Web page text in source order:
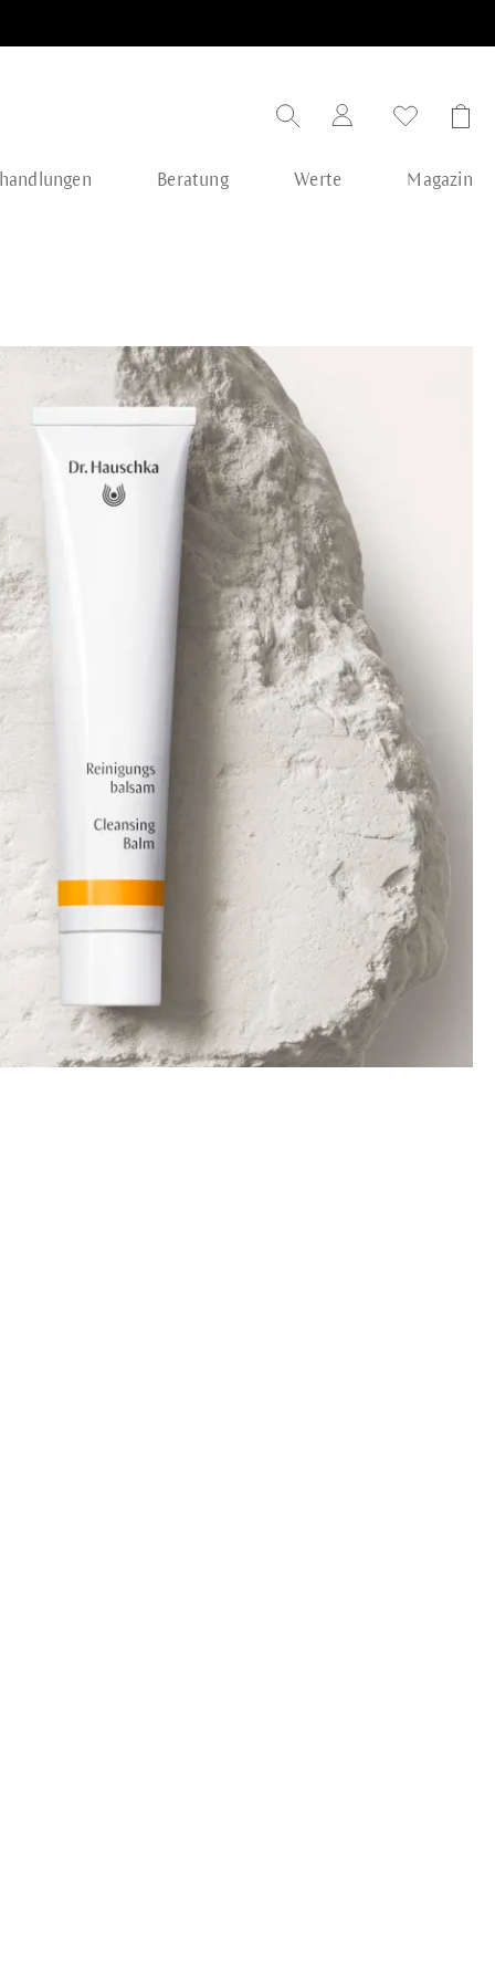
Beratung Werte Magazin